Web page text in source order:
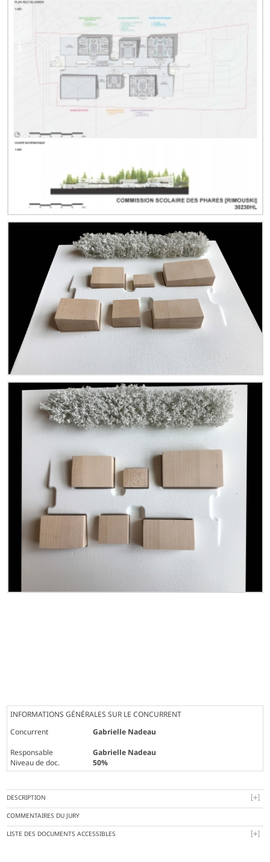
INFORMATIONS GÉNÉRALES SUR LE CONCURRENT
Concurrent
Gabrielle Nadeau
Responsable
Gabrielle Nadeau
Niveau de doc.
50%
DESCRIPTION
COMMENTAIRES DU JURY
LISTE DES DOCUMENTS ACCESSIBLES